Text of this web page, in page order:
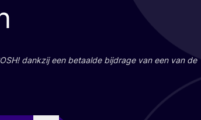
! dank­zij een betaal­de bij­dra­ge van een van de